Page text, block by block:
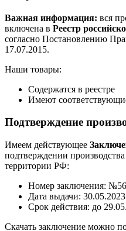
Важная информация: вся
включена в Реестр
согласно Постановлению
17.07.2015.
Наши товары:
Содержатся в реестре
Имеют
Подтверждение
Имеем действующее
подтверждении
территории РФ:
Номер заключения:
Дата выдачи: 30.05.2023
Срок действия: до
Скачать заключение можно